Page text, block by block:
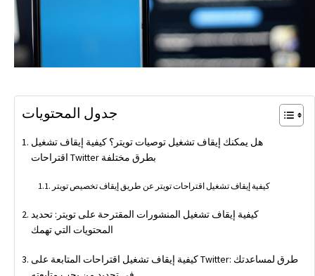
جدول المحتويات
هل يمكنك إيقاف تشغيل توصيات تويتر؟ كيفية إيقاف تشغيل
كيفية إيقاف تشغيل اقتراحات تويتر عن طريق إيقاف تخصيص تويتر
كيفية إيقاف تشغيل المنشورات المقترحة على تويتر: تحديد
المحتويات التي تهمك
كيفية إيقاف تشغيل اقتراحات المتابعة على Twitter: طرق لمساعدتك